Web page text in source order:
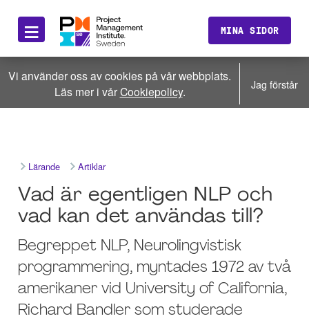
≡ MINA SIDOR
Vi använder oss av cookies på vår webbplats.
Läs mer i vårCookiepolicy. Jag förstår
Lärande Artiklar
Vad är egentligen NLP och
vad kan det användas till?
Begreppet NLP, Neurolingvistisk
programmering, myntades 1972 av två
amerikaner vid University of California,
Richard Bandler som studerade